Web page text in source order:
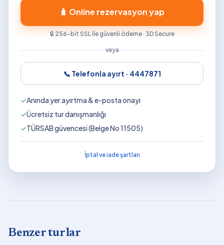
🧳 Online rezervasyon yap
🔒 256-bit SSL ile güvenli ödeme · 3D Secure
veya
📞 Telefonla ayırt · 4447871
✓Anında yer ayırtma & e-posta onayı
✓Ücretsiz tur danışmanlığı
✓TÜRSAB güvencesi (Belge No 11505)
İptal ve iade şartları
Benzer turlar